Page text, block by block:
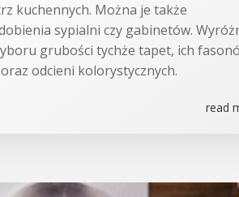
kuchennych. Można je także
sypialni czy gabinetów.
grubości tychże tapet, ich
odcieni kolorystycznych.
read